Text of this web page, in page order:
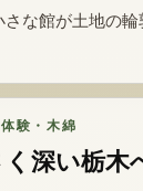
さな館が土地の輪
験・木綿
深い栃木